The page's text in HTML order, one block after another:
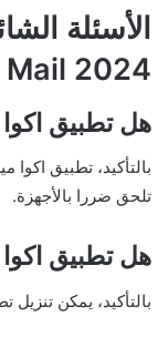
الأسئلة
2024 Aqua Mail
هل تطبيق
بالتأكيد، تطبيق
تلحق ضررا بالأجهزة.
هل تطبيق
بالتأكيد، يمكن